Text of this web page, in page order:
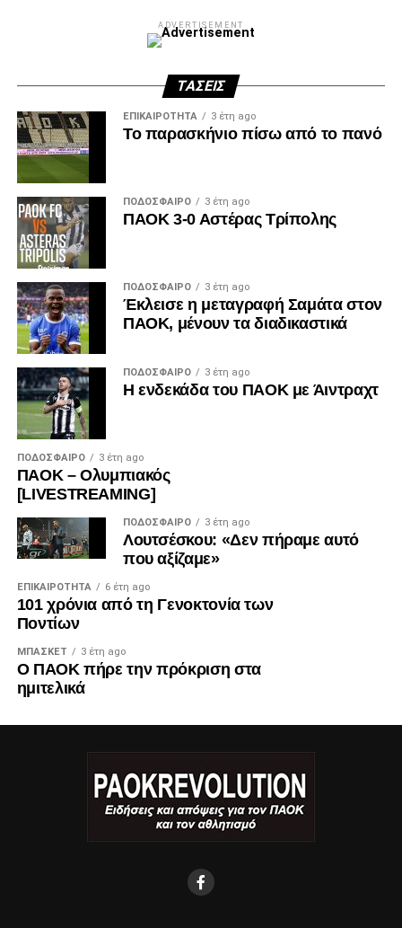
ADVERTISEMENT
ΤΆΣΕΙΣ
ΕΠΙΚΑΙΡΌΤΗΤΑ 3 έτη ago
Το παρασκήνιο πίσω από το πανό
ΠΟΔΌΣΦΑΙΡΟ 3 έτη ago
ΠΑΟΚ 3-0 Αστέρας Τρίπολης
ΠΟΔΌΣΦΑΙΡΟ 3 έτη ago
Έκλεισε η μεταγραφή Σαμάτα στον
ΠΑΟΚ, μένουν τα διαδικαστικά
ΠΟΔΌΣΦΑΙΡΟ 3 έτη ago
Η ενδεκάδα του ΠΑΟΚ με Άιντραχτ
ΠΟΔΌΣΦΑΙΡΟ 3 έτη ago
ΠΑΟΚ – Ολυμπιακός
[LIVESTREAMING]
ΠΟΔΌΣΦΑΙΡΟ 3 έτη ago
Λουτσέσκου: «Δεν πήραμε αυτό
που αξίζαμε»
ΕΠΙΚΑΙΡΌΤΗΤΑ 6 έτη ago
101 χρόνια από τη Γενοκτονία των
Ποντίων
ΜΠΆΣΚΕΤ 3 έτη ago
Ο ΠΑΟΚ πήρε την πρόκριση στα
ημιτελικά